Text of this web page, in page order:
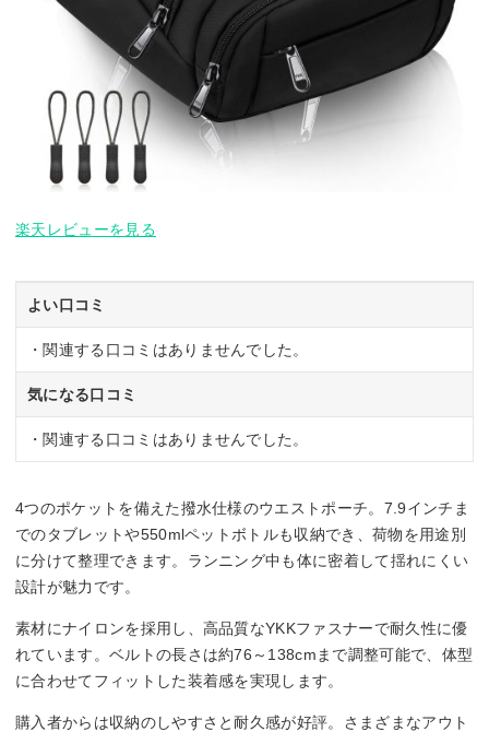
楽天レビューを見る
よい口コミ
・関連する口コミはありませんでした。
気になる口コミ
・関連する口コミはありませんでした。
4つのポケットを備えた撥水仕様のウエストポーチ。7.9インチま
でのタブレットや550mlペットボトルも収納でき、荷物を用途別
に分けて整理できます。ランニング中も体に密着して揺れにくい
設計が魅力です。
素材にナイロンを採用し、高品質なYKKファスナーで耐久性に優
れています。ベルトの長さは約76～138cmまで調整可能で、体型
に合わせてフィットした装着感を実現します。
購入者からは収納のしやすさと耐久感が好評。さまざまなアウト